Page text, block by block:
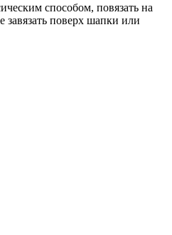
способом, повязать на
поверх шапки или